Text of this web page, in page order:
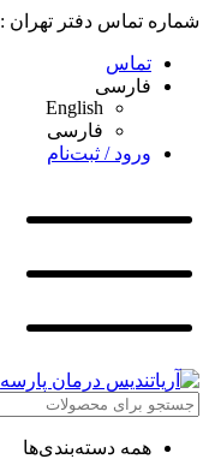
شماره تماس دفتر تهران : 02128428397
تماس
فارسی
English
فارسی
ورود / ثبت‌نام
همه دسته‌بندی‌ها